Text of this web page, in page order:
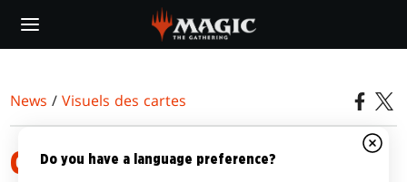
main
News /Visuels des cartes
CARTES D'ILLUSTRATION LES
Do you have a language preference?